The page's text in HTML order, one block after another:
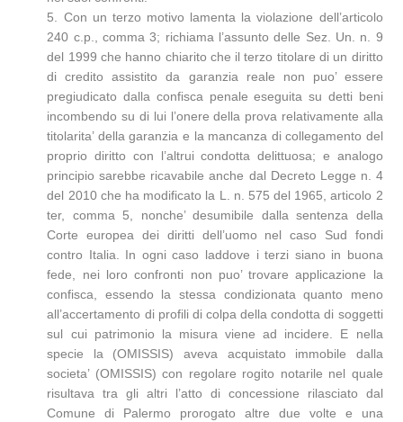
5. Con un terzo motivo lamenta la violazione dell’articolo
240 c.p., comma 3; richiama l’assunto delle Sez. Un. n. 9
del 1999 che hanno chiarito che il terzo titolare di un diritto
di credito assistito da garanzia reale non puo’ essere
pregiudicato dalla confisca penale eseguita su detti beni
incombendo su di lui l’onere della prova relativamente alla
titolarita’ della garanzia e la mancanza di collegamento del
proprio diritto con l’altrui condotta delittuosa; e analogo
principio sarebbe ricavabile anche dal Decreto Legge n. 4
del 2010 che ha modificato la L. n. 575 del 1965, articolo 2
ter, comma 5, nonche’ desumibile dalla sentenza della
Corte europea dei diritti dell’uomo nel caso Sud fondi
contro Italia. In ogni caso laddove i terzi siano in buona
fede, nei loro confronti non puo’ trovare applicazione la
confisca, essendo la stessa condizionata quanto meno
all’accertamento di profili di colpa della condotta di soggetti
sul cui patrimonio la misura viene ad incidere. E nella
specie la (OMISSIS) aveva acquistato immobile dalla
societa’ (OMISSIS) con regolare rogito notarile nel quale
risultava tra gli altri l’atto di concessione rilasciato dal
Comune di Palermo prorogato altre due volte e una